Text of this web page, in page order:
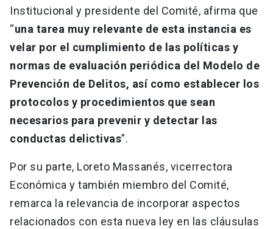
Institucional y presidente del Comité, afirma que
“una tarea muy relevante de esta instancia es
velar por el cumplimiento de las políticas y
normas de evaluación periódica del Modelo de
Prevención de Delitos, así como establecer los
protocolos y procedimientos que sean
necesarios para prevenir y detectar las
conductas delictivas”.
Por su parte, Loreto Massanés, vicerrectora
Económica y también miembro del Comité,
remarca la relevancia de incorporar aspectos
relacionados con esta nueva ley en las cláusulas